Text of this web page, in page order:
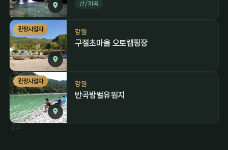
산/계곡
관광사업자 강원
구절초마을 오토캠핑장
관광사업자 강원
반곡밤벌유원지
광고